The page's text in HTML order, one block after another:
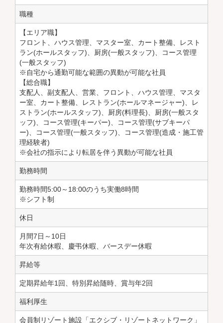
職種
【エリア職】
フロント、ハウス管理、マスター室、カート整備、レスト
ラン(ホールスタッフ)、厨房(一般スタッフ)、コース管理
(一般スタッフ)
※自宅から通勤可能な範囲の異動が可能な社員
【総合職】
支配人、副支配人、営業、フロント、ハウス管理、マスタ
ー室、カート整備、レストラン(ホールマネージャー)、レ
ストラン(ホールスタッフ)、厨房(料理長)、厨房(一般スタ
ッフ)、コース管理(キーパー)、コース管理(サブキーパ
ー)、コース管理(一般スタッフ)、コース管理(造成・施工管
理経験者)
※会社の指示により転居を伴う異動が可能な社員
勤務時間
勤務時間5:00～18:00のうち実働8時間
※シフト制
休日
月間7日～10日
年次有給休暇、慶弔休暇、バースデー休暇
昇給等
定期昇給年1回、特別昇給随時、賞与年2回
福利厚生
会員制リゾート施設「エクシブ・リゾートネットワーク」